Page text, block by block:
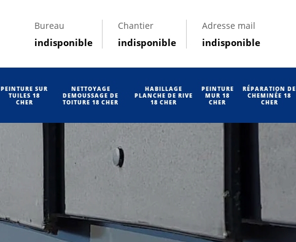
Bureau
indisponible
Chantier
indisponible
Adresse mail
indisponible
PEINTURE SUR
TUILES 18
CHER
NETTOYAGE
DEMOUSSAGE DE
TOITURE 18 CHER
HABILLAGE
PLANCHE DE RIVE
18 CHER
PEINTURE
MUR 18
CHER
RÉPARATION DE
CHEMINÉE 18
CHER